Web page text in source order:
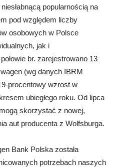
popularnością na
pod względem liczby
osobowych w Polsce
jak i
br. zarejestrowano 13
(wg danych IBRM
procentowy wzrost w
ubiegłego roku. Od lipca
skorzystać z nowej,
aut producenta z Wolfsburga.
Bank Polska została
potrzebach naszych